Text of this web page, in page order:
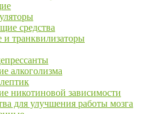
средства
транквилизаторы
алкоголизма
никотиновой зависимости
для улучшения работы мозга